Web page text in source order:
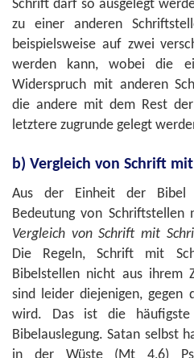
Schrift darf so ausgelegt
zu einer anderen
beispielsweise auf zwei
werden kann, wobei die
Widerspruch mit anderen
die andere mit dem Rest
letztere zugrunde gelegt
b) Vergleich von Schrift
Aus der Einheit der
Bedeutung von Schriftstellen
Vergleich von Schrift mit
Die Regeln, Schrift mit
Bibelstellen nicht aus ihrem
sind leider diejenigen, gegen
wird. Das ist die häufigste
Bibelauslegung. Satan selbst
in der Wüste (Mt 4,6)